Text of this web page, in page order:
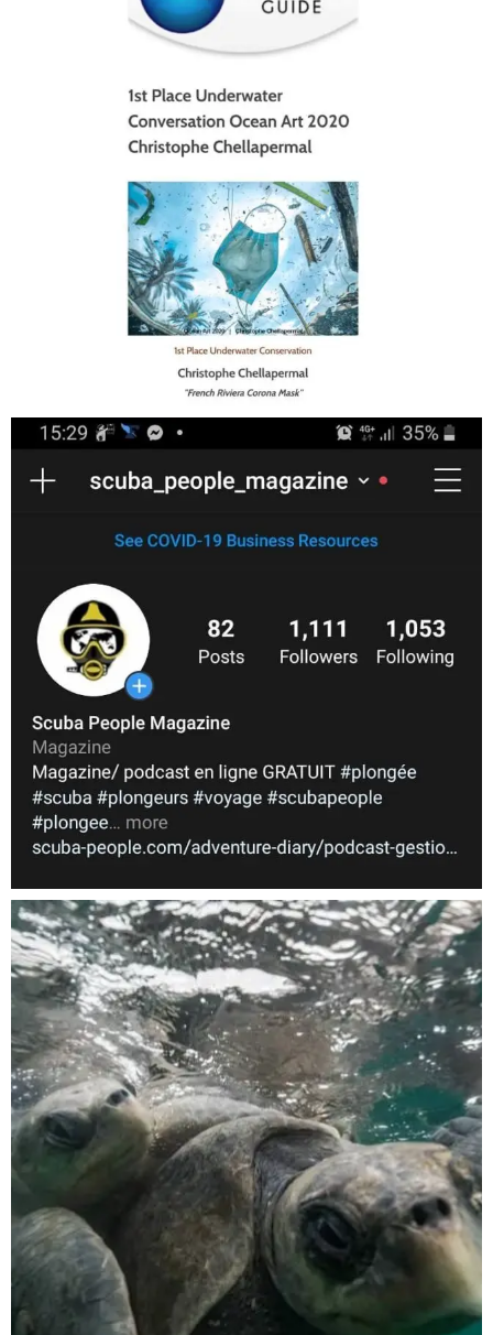
scuba_people_magazine
Nov 5
scuba_people_magazine